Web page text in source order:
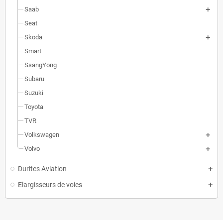
Saab
Seat
Skoda
Smart
SsangYong
Subaru
Suzuki
Toyota
TVR
Volkswagen
Volvo
Durites Aviation
Elargisseurs de voies